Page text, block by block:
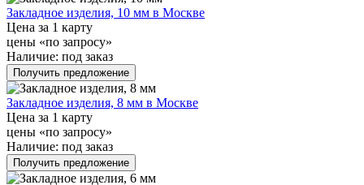
Закладное изделия, 10 мм в Москве
Цена за 1 карту
цены «по запросу»
Наличие: под заказ
Получить предложение
Закладное изделия, 8 мм в Москве
Цена за 1 карту
цены «по запросу»
Наличие: под заказ
Получить предложение